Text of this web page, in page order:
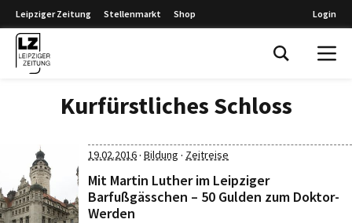
Leipziger Zeitung Stellenmarkt Shop Login
Kurfürstliches Schloss
19.02.2016· Bildung · Zeitreise
Mit Martin Luther im Leipziger
Barfußgässchen – 50 Gulden zum Doktor-
Werden